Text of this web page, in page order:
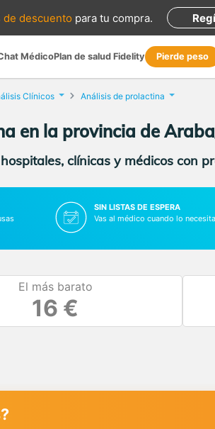
de descuento para tu compra.
MédicoPlan de salud Fidelity Pierde peso
Clínicos Análisis de prolactina
en la provincia de
clínicas y médicos con
SIN LISTAS DE ESPERA
Vas al médico cuando lo
El más barato
16 €